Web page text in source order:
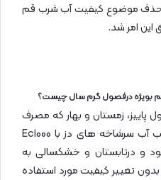
حذف موضوع کیفیت آب شرب قم
این امر شد.
بویژه درفصول گرم سال چیست؟
پاییز، زمستان و بهار که مصرف
آب کمتراست 20میلیون مترمعکب آب سرشاخه های دز با Ec1000
شود و درتابستان و خشکسالی به
تغییر کیفیت مورد استفاده